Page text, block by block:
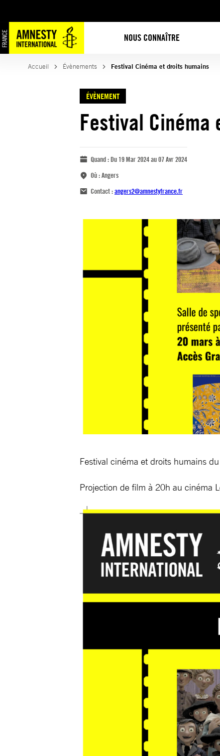
NOUS CONNAÎTRE
Accueil Évènements Festival Cinéma et droits humains
ÉVÈNEMENT
Festival
Quand :Du 19 Mar 2024 au 07 Avr 2024
Où :Angers
Contact :angers2@amnestyfrance.fr
Festival cinéma et droits humains
Projection de film à 20h au cinéma